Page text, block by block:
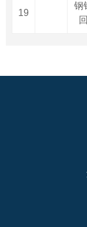
19
钢